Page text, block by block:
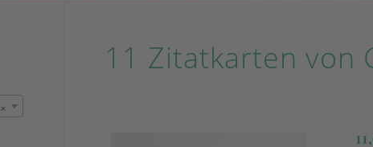
11 Zitatkarten von
×